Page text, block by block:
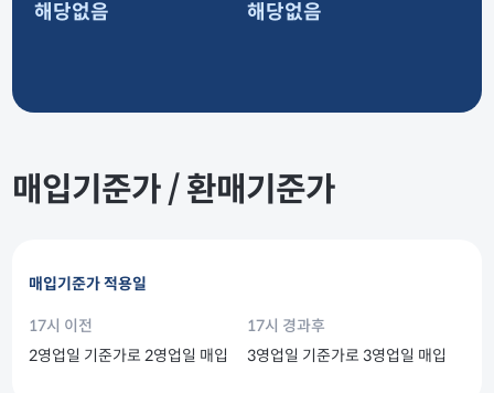
해당없음 해당없음
매입기준가 / 환매기준가
매입기준가 적용일
17시 이전
2영업일 기준가로 2영업일 매입
17시 경과후
3영업일 기준가로 3영업일 매입